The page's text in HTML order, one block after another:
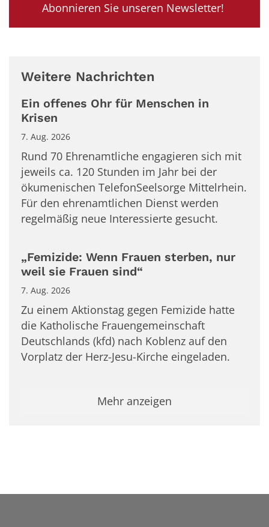
Abonnieren Sie unseren Newsletter!
Weitere Nachrichten
Ein offenes Ohr für Menschen in
Krisen
7. Aug. 2026
Rund 70 Ehrenamtliche engagieren sich mit
jeweils ca. 120 Stunden im Jahr bei der
ökumenischen TelefonSeelsorge Mittelrhein.
Für den ehrenamtlichen Dienst werden
regelmäßig neue Interessierte gesucht.
„Femizide: Wenn Frauen sterben, nur
weil sie Frauen sind“
7. Aug. 2026
Zu einem Aktionstag gegen Femizide hatte
die Katholische Frauengemeinschaft
Deutschlands (kfd) nach Koblenz auf den
Vorplatz der Herz-Jesu-Kirche eingeladen.
Mehr anzeigen